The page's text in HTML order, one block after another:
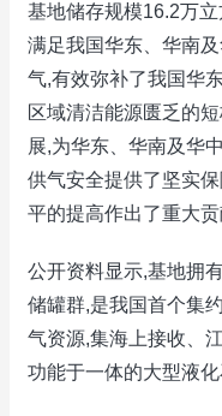
基地储存规模16.2万
满足我国华东、华南
气,有效弥补了我国华
区域清洁能源匮乏的
展,为华东、华南及华
供气安全提供了坚实
平的提高作出了重大贡
公开资料显示,基地拥
储罐群,是我国首个集
气资源,集海上接收、
功能于一体的大型液化